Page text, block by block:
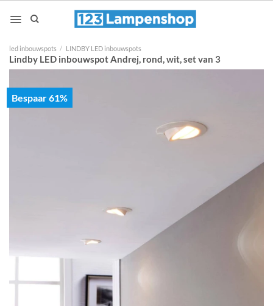
naar
led inbouwspots / LINDBY LED inbouwspots
Lindby LED inbouwspot Andrej, rond, wit, set van 3
Bespaar 61%